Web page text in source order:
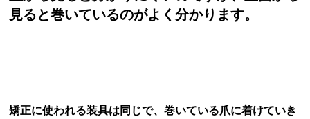
見ると巻いているのがよく分かります。
矯正に使われる装具は同じで、巻いている爪に着けていき